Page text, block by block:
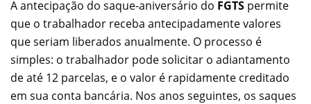
A antecipação do saque-aniversário do FGTS permite
que o trabalhador receba antecipadamente valores
que seriam liberados anualmente. O processo é
simples: o trabalhador pode solicitar o adiantamento
de até 12 parcelas, e o valor é rapidamente creditado
em sua conta bancária. Nos anos seguintes, os saques